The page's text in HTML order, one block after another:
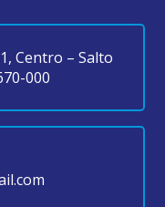
Centro – Salto
000